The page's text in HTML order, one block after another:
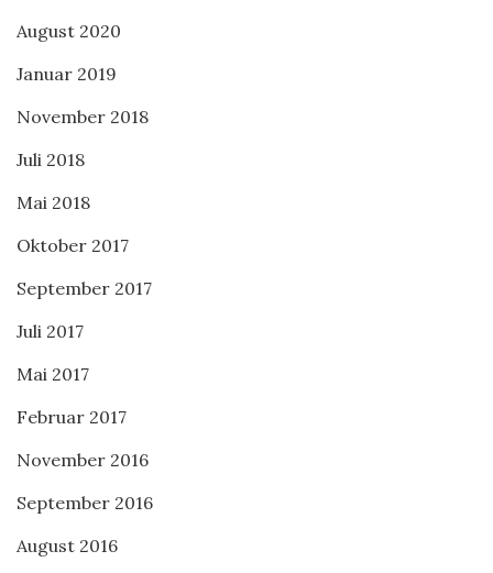
August 2020
Januar 2019
November 2018
Juli 2018
Mai 2018
Oktober 2017
September 2017
Juli 2017
Mai 2017
Februar 2017
November 2016
September 2016
August 2016